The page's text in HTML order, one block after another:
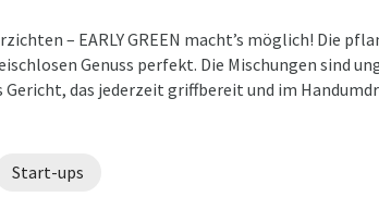
– EARLY GREEN macht’s möglich! Die
Genuss perfekt. Die Mischungen sind
das jederzeit griffbereit und im
Start-ups